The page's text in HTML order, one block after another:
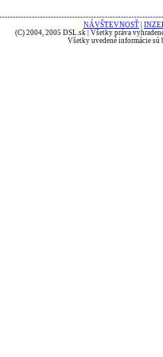
NÁVŠTEVNOSŤ
(C) 2004, 2005 DSL.sk | Všetky práva
Všetky uvedené informácie sú